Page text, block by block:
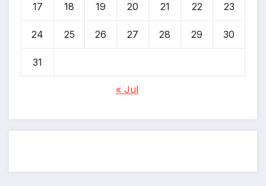
17 18 19 20 21 22 23
24 25 26 27 28 29 30
31
« Jul